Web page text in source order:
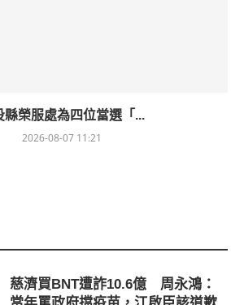
縣榮服處為四位當選「...
2026-08-07 11:21
慈濟買BNT遭詐10.6億 周永鴻：